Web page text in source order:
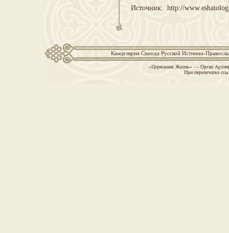
Источник: http://
Канцелярия Синода Русской Истинно-
«Церковная Жизнь» — Орган
При перепечатке